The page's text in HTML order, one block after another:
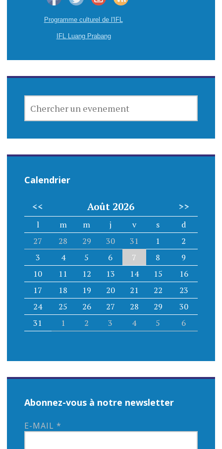
Programme culturel de l'IFL
IFL Luang Prabang
UN
Calendrier
<< Août 2026 >>
l m m j v s
d
27
28 29 30 31 1
2
3
4 5 6 7 8
9
10
11 12 13 14 15
16
17
18 19 20 21 22
23
24
25 26 27 28 29
30
31
1 2 3 4 5 6
Abonnez-vous à notre newsletter
E-MAIL *